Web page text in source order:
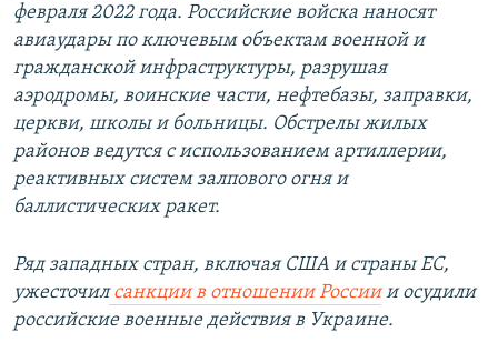
февраля 2022 года. Российские войска наносят
авиаудары по ключевым объектам военной и
гражданской инфраструктуры, разрушая
аэродромы, воинские части, нефтебазы, заправки,
церкви, школы и больницы. Обстрелы жилых
районов ведутся с использованием артиллерии,
реактивных систем залпового огня и
баллистических ракет.
Ряд западных стран, включая США и страны ЕС,
ужесточилсанкции в отношении Россиии осудили
российские военные действия в Украине.